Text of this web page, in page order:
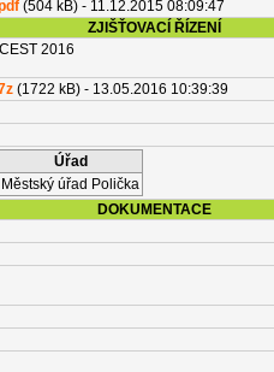
(504 kB) - 11.12.2015 08:09:47
ZJIŠŤOVACÍ ŘÍZENÍ
2016
(1722 kB) - 13.05.2016 10:39:39
Úřad
Městský úřad Polička
DOKUMENTACE